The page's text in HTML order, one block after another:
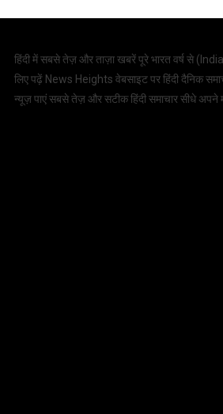
हिंदी में सबसे तेज़ और ताज़ा खबरें पूरे भारत वर्ष से (
लिए पढ़ें News Heights वेबसाइट पर हिंदी दैनिक
न्यूज़ पाएं सबसे तेज़ और सटीक हिंदी समाचार सीधे अपने